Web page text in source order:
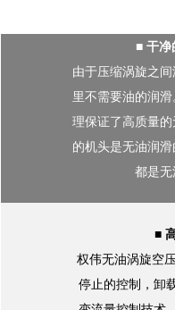
■ 干净
由于压缩涡旋之
里不需要油的润
理保证了高质量
的机头是无油润
都是无
■
权伟无油涡旋空
停止的控制，卸